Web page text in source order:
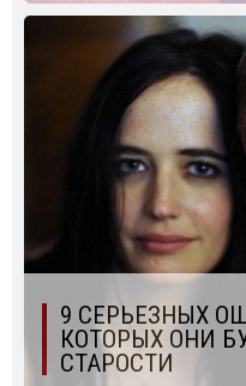
9 СЕРЬЕЗНЫХ
КОТОРЫХ ОНИ
СТАРОСТИ